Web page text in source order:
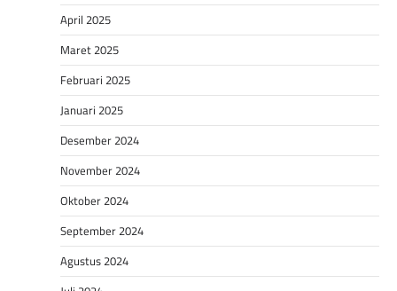
April 2025
Maret 2025
Februari 2025
Januari 2025
Desember 2024
November 2024
Oktober 2024
September 2024
Agustus 2024